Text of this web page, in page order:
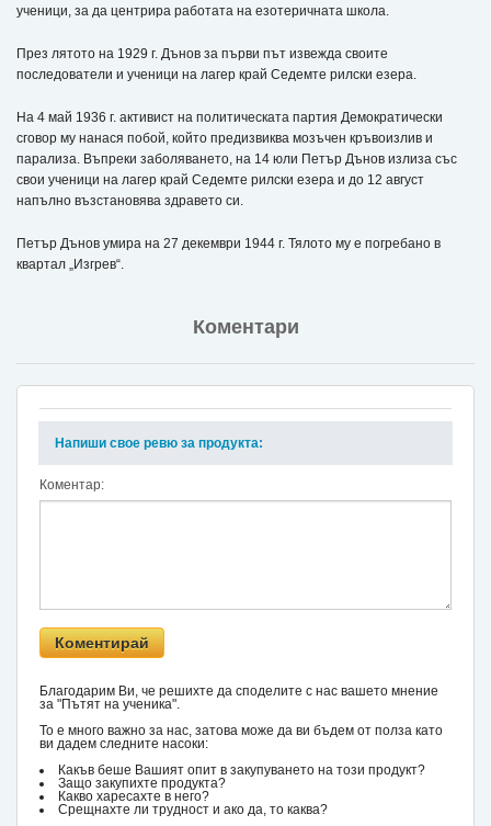
ученици, зa да центрира работата на езотеричната школа.
През лятото на 1929 г. Дънов за първи път извежда своите
последователи и ученици на лагер край Седемте рилски езера.
На 4 май 1936 г. активист на политическата партия Демократически
сговор му нанася побой, който предизвиква мозъчен кръвоизлив и
парализа. Въпреки заболяването, на 14 юли Петър Дънов излиза със
свои ученици на лагер край Седемте рилски езера и до 12 август
напълно възстановява здравето си.
Петър Дънов умира на 27 декември 1944 г. Тялото му е погребано в
квартал „Изгрев“.
Коментари
Напиши свое ревю за продукта:
Коментар:
Благодарим Ви, че решихте да споделите с нас вашето мнение
за "Пътят на ученика".
То е много важно за нас, затова може да ви бъдем от полза като
ви дадем следните насоки:
Какъв беше Вашият опит в закупуването на този продукт?
Защо закупихте продукта?
Какво харесахте в него?
Срещнахте ли трудност и ако да, то каква?